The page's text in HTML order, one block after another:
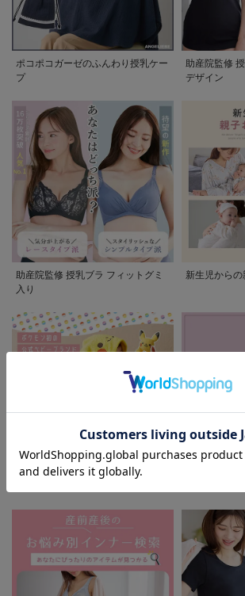
ポコポコガーゼのふんわり授乳ケー
プ
助産院監修
デザイン
助産院監修 授乳ブラ フィットグミ
入り
新生児から